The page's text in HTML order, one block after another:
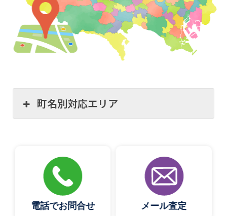
町名別対応エリア
電話でお問合せ メール査定